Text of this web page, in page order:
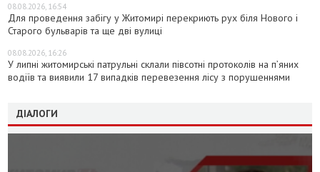
08.08.2026, 16:54
Для проведення забігу у Житомирі перекриють рух біля Нового і
Старого бульварів та ще дві вулиці
08.08.2026, 16:26
У липні житомирські патрульні склали півсотні протоколів на пʼяних
водіїв та виявили 17 випадків перевезення лісу з порушеннями
ДІАЛОГИ